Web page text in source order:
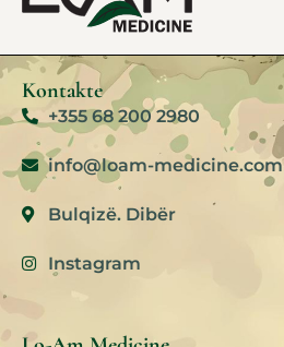
Kontakte
+355 68 200 2980
info@loam-medicine.com
Bulqizë. Dibër
Instagram